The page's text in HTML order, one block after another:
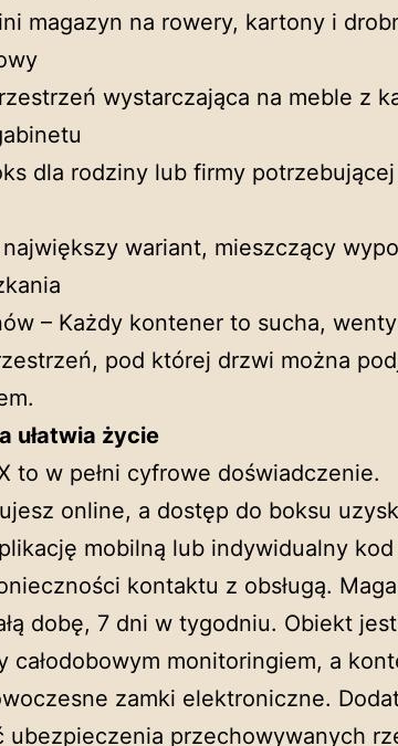
magazyn na rowery, kartony i
wystarczająca na meble z
dla rodziny lub firmy
największy wariant, mieszczący
– Każdy kontener to sucha,
pod której drzwi można
ułatwia życie
to w pełni cyfrowe doświadczenie.
online, a dostęp do boksu
mobilną lub indywidualny kod
kontaktu z obsługą.
dobę, 7 dni w tygodniu. Obiekt jest
całodobowym monitoringiem, a
zamki elektroniczne.
ubezpieczenia przechowywanych